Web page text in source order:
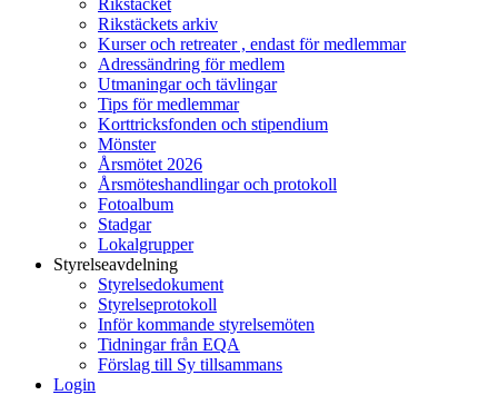
Rikstäcket
Rikstäckets arkiv
Kurser och retreater , endast för medlemmar
Adressändring för medlem
Utmaningar och tävlingar
Tips för medlemmar
Korttricksfonden och stipendium
Mönster
Årsmötet 2026
Årsmöteshandlingar och protokoll
Fotoalbum
Stadgar
Lokalgrupper
Styrelseavdelning
Styrelsedokument
Styrelseprotokoll
Inför kommande styrelsemöten
Tidningar från EQA
Förslag till Sy tillsammans
Login